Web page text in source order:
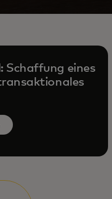
Schaffung eines